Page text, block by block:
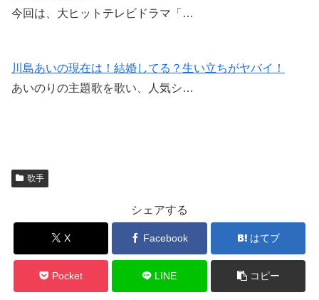
今回は、大ヒットテレビドラマ「…
川島あいの現在は！結婚してる？生い立ちがヤバイ！
あいのりの主題歌を歌い、人気シ…
歌手
シェアする
X Facebook はてブ
Pocket LINE コピー